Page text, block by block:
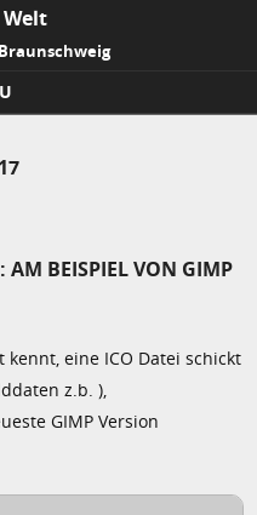
AM BEISPIEL VON GIMP
eine ICO Datei schickt
z.b. ),
GIMP Version